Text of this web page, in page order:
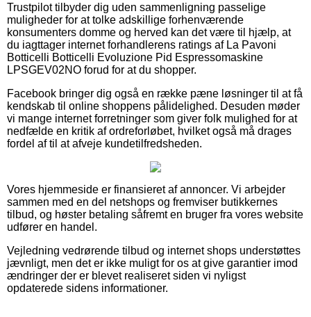
Trustpilot tilbyder dig uden sammenligning passelige
muligheder for at tolke adskillige forhenværende
konsumenters domme og herved kan det være til hjælp, at
du iagttager internet forhandlerens ratings af La Pavoni
Botticelli Botticelli Evoluzione Pid Espressomaskine
LPSGEV02NO forud for at du shopper.
Facebook bringer dig også en række pæne løsninger til at få
kendskab til online shoppens pålidelighed. Desuden møder
vi mange internet forretninger som giver folk mulighed for at
nedfælde en kritik af ordreforløbet, hvilket også må drages
fordel af til at afveje kundetilfredsheden.
Vores hjemmeside er finansieret af annoncer. Vi arbejder
sammen med en del netshops og fremviser butikkernes
tilbud, og høster betaling såfremt en bruger fra vores website
udfører en handel.
Vejledning vedrørende tilbud og internet shops understøttes
jævnligt, men det er ikke muligt for os at give garantier imod
ændringer der er blevet realiseret siden vi nyligst
opdaterede sidens informationer.